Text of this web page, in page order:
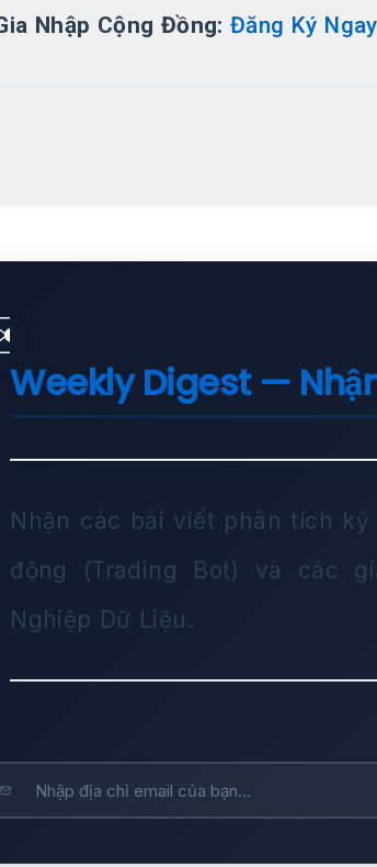
Nhập Cộng Đồng: Đăng Ký Ngay
Weekly Digest —
Nhận các bài viết phân tích
động (Trading Bot) và các
Nghiệp Dữ Liệu.